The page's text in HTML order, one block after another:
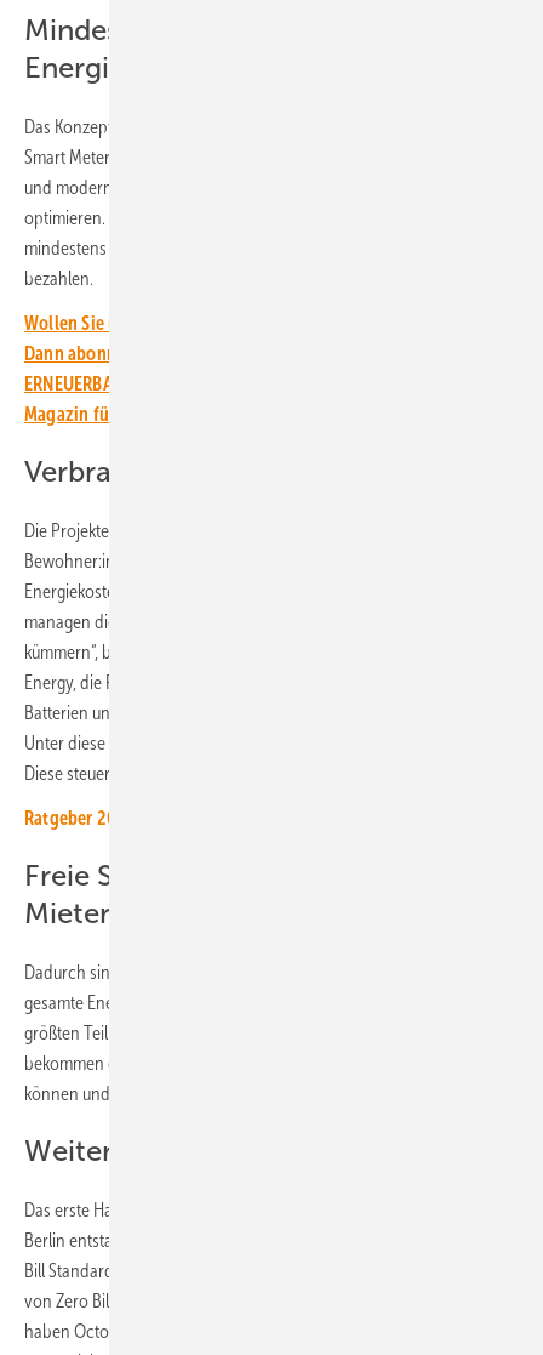
Mindestens fünf Jahre keine
Energiekosten
Das Konzept integriert verschiedene fortschrittliche Technologien wie
Smart Meter, Batteriespeicher, effiziente Wärmepumpe, Solaranlage
und moderne Software, um den Energieverbrauch des Hauses zu
optimieren. Auf diese Weise gelingt es, dass die Bewohner:innen für
mindestens fünf Jahre keinen einzigen Euro für den Energieverbrauch
bezahlen.
Wollen Sie über die Energiewende auf dem Laufenden bleiben?
Dann abonnieren Sie einfach den kostenlosen Newsletter von
ERNEUERBARE ENERGIEN – dem größten verbandsunabhängigen
Magazin für erneuerbare Energien in Deutschland!
Verbrauch optimiert
Die Projekte in Großbritannien funktionieren sogar so gut, dass die
Bewohner:innen voraussichtlich sogar zehn Jahre ohne
Energiekosten auskommen. „Das Zero-Bills-Konzept ist einfach: Wir
managen die Komplexität, unsere Kunden müssen sich um nichts
kümmern“, beschreibt Bastian Gierull, Deutschlandchef von Octopus
Energy, die Funktionsweise. „Grüne Technologie wie Solaranlagen,
Batterien und Wärmepumpen in den Häusern macht es möglich.
Unter diese Assets legen wir unsere Technologieplattform Kraken.
Diese steuert und optimiert den Verbrauch intelligent.“
Ratgeber 2024: 222 Tipps für solaren Eigenstrom
Freie Strommenge für die
Mieter:innen
Dadurch sinkt der Energieverbrauch auf ein Minimum. Zudem ist die
gesamte Energieversorgung auf Strom ausgelegt. Dieser kommt zum
größten Teil von der Solaranlage auf dem Dach. Die Mieter:innen
bekommen ein freies Kontingent an Strom, den sie verbrauchen
können und das in der Miete bereits mit eingebucht ist.
Weitere Häuser sollen folgen
Das erste Haus dieser Art ist jetzt im kleinen Örtchen Mahlow bei
Berlin entstanden. Hier hat Octopus einen Bestandsbau auf den Zero
Bill Standard umgebaut. Es ist das erste Projekt einer ganzen Reihe
von Zero Bills Homes, die in Deutschland gebaut werden sollen. Dazu
haben Octopus und Roth-Massivhaus einen entsprechenden Vertrag